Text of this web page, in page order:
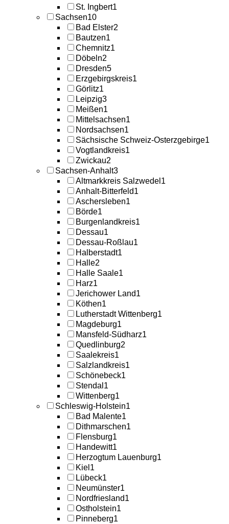
St. Ingbert1
Sachsen10
Bad Elster2
Bautzen1
Chemnitz1
Döbeln2
Dresden5
Erzgebirgskreis1
Görlitz1
Leipzig3
Meißen1
Mittelsachsen1
Nordsachsen1
Sächsische Schweiz-Osterzgebirge1
Vogtlandkreis1
Zwickau2
Sachsen-Anhalt3
Altmarkkreis Salzwedel 1
Anhalt-Bitterfeld1
Aschersleben1
Börde1
Burgenlandkreis1
Dessau1
Dessau-Roßlau1
Halberstadt1
Halle2
Halle Saale1
Harz1
Jerichower Land1
Köthen1
Lutherstadt Wittenberg1
Magdeburg1
Mansfeld-Südharz1
Quedlinburg2
Saalekreis1
Salzlandkreis1
Schönebeck1
Stendal 1
Wittenberg1
Schleswig-Holstein1
Bad Malente1
Dithmarschen1
Flensburg1
Handewitt1
Herzogtum Lauenburg1
Kiel 1
Lübeck1
Neumünster1
Nordfriesland1
Ostholstein1
Pinneberg1